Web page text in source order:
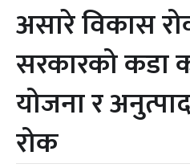
असारे विकास
सरकारको कडा
योजना र
रोक